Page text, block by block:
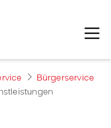
Bürgerservice